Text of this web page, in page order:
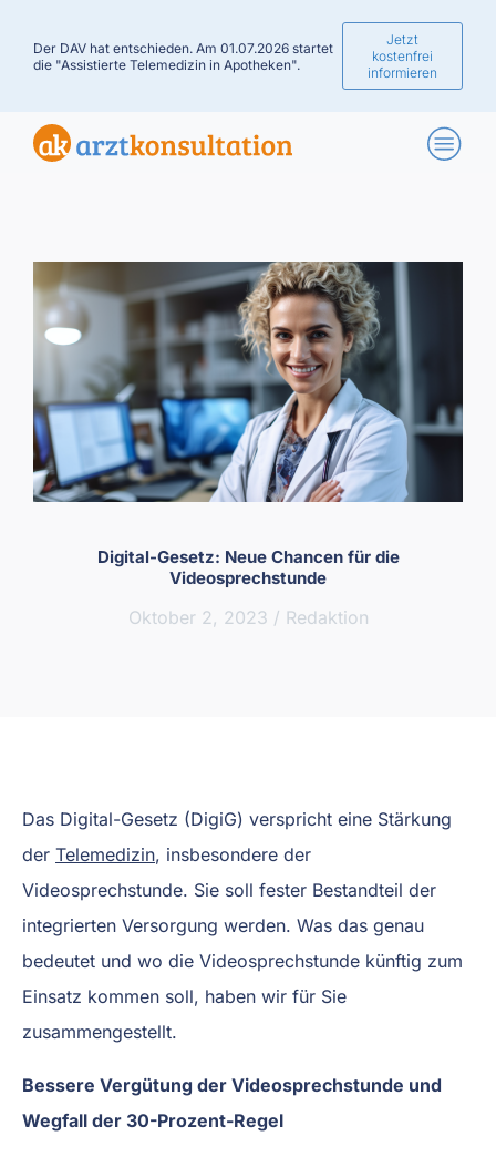
Der DAV hat entschieden. Am 01.07.2026 startet
die "Assistierte Telemedizin in Apotheken".
Jetzt
kostenfrei
informieren
Digital-Gesetz: Neue Chancen für die
Videosprechstunde
Oktober 2, 2023 / Redaktion
Das Digital-Gesetz (DigiG) verspricht eine Stärkung
der Telemedizin, insbesondere der
Videosprechstunde. Sie soll fester Bestandteil der
integrierten Versorgung werden. Was das genau
bedeutet und wo die Videosprechstunde künftig zum
Einsatz kommen soll, haben wir für Sie
zusammengestellt.
Bessere Vergütung der Videosprechstunde und
Wegfall der 30-Prozent-Regel